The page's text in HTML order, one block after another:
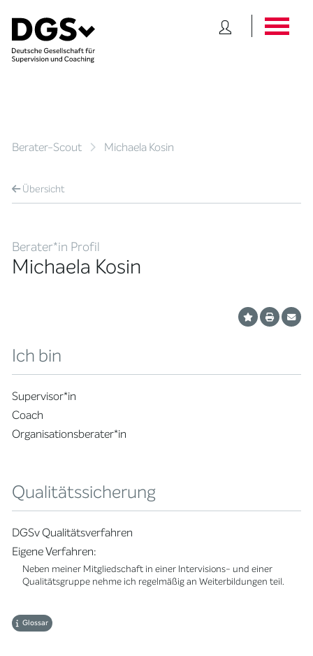
Berater-Scout Michaela Kosin
Übersicht
Berater*in Profil
Michaela Kosin
Ich bin
Supervisor*in
Coach
Organisationsberater*in
Qualitätssicherung
DGSv Qualitätsverfahren
Eigene Verfahren:
Neben meiner Mitgliedschaft in einer Intervisions- und einer
Qualitätsgruppe nehme ich regelmäßig an Weiterbildungen teil.
Glossar